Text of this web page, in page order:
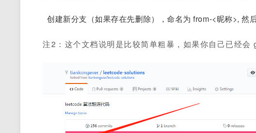
创建新分支（如果存在先删除），命名为 from-<昵称>, 然
注2：这个文档说明是比较简单粗暴，如果你自己已经会